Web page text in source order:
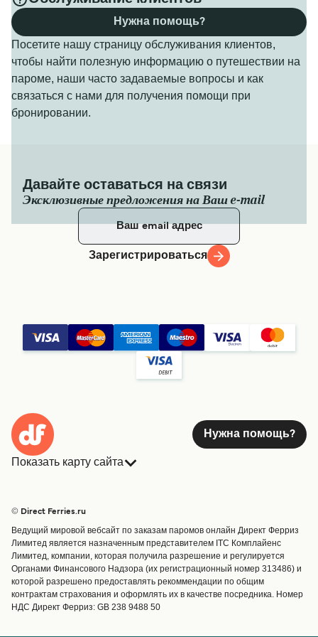
Посетите нашу страницу обслуживания клиентов,
чтобы найти полезную информацию о путешествии на
пароме, наши часто задаваемые вопросы и как
связаться с нами для получения помощи при
бронировании.
Нужна помощь?
Давайте оставаться на связи
Эксклюзивные предложения на Ваш e-mail
Зарегистрироваться
Нужна помощь?
Показать карту сайта
Страны
Обслуживание клиентов
Операторы
Маршруты и порты
Special Offers
Предлагает
Паромные билеты
Грузоперевозки
© Direct Ferries.ru
Ведущий мировой вебсайт по заказам паромов онлайн Директ Ферриз
Лимитед является назначенным представителем ITC Комплайенс
Лимитед, компании, которая получила разрешение и регулируется
Органами Финансового Надзора (их регистрационный номер 313486) и
которой разрешено предоставлять рекоммендации по общим
контрактам страхования и оформлять их в качестве посредника. Номер
НДС Директ Ферриз: GB 238 9488 50